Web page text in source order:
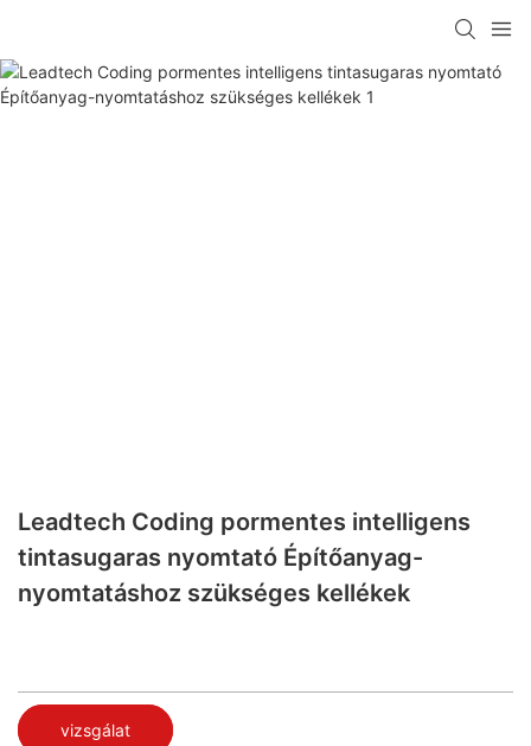
Leadtech Coding pormentes intelligens
tintasugaras nyomtató Építőanyag-
nyomtatáshoz szükséges kellékek
vizsgálat